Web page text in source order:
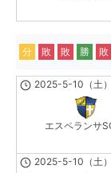
分 敗 敗 勝 敗
2025-5-10（土）
エスペランサ
2025-5-10（土）